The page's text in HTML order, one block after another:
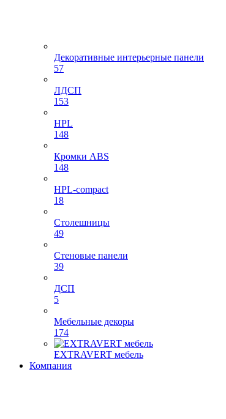
Декоративные интерьерные панели
57
ЛДСП
153
HPL
148
Кромки ABS
148
HPL-compact
18
Столешницы
49
Стеновые панели
39
ДСП
5
Мебельные декоры
174
EXTRAVERT мебель
Компания